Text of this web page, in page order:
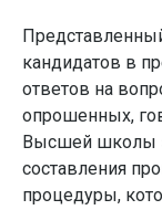
кандидатов в
ответов на
опрошенных,
Высшей школы
составления
процедуры,